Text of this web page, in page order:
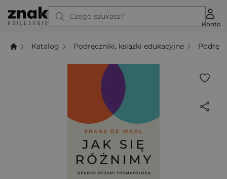
Czego szukasz?
Konto
Katalog Podręczniki, książki edukacyjne